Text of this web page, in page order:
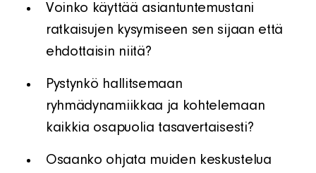
Voinko käyttää asiantuntemustani
ratkaisujen kysymiseen sen sijaan että
ehdottaisin niitä?
Pystynkö hallitsemaan
ryhmädynamiikkaa ja kohtelemaan
kaikkia osapuolia tasavertaisesti?
Osaanko ohjata muiden keskustelua